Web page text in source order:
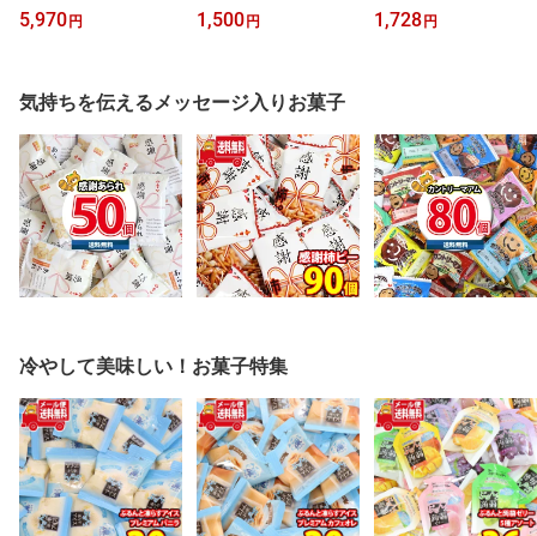
ッツ 500粒 大容量 2種ア
ソート（塩レモン・スポ
ト 個包装 大容量 まとめ
買い 業務用 スポーツ 部
活 屋外作業 工事 現場 イ
ベント（omtma9495rs
l）
5,970円
中！】坂製菓 塩分チャー
ジゼリー（塩サイダー）
ー 個包装 塩分補給 ゼリ
ー 熱中症対策 お菓子 個
包装 大量】
1,500円
しアイススラリー すっき
り柑橘味 176g（22g×8
暑日】
1,728円
気持ちを伝えるメッセージ入りお菓子
冷やして美味しい！お菓子特集